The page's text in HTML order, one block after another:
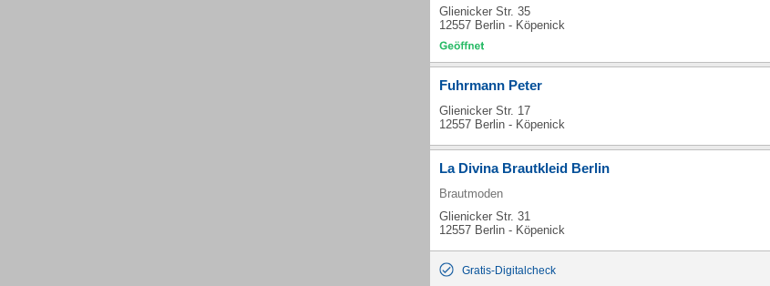
Glienicker Str. 35
12557 Berlin - Köpenick
Fuhrmann Peter
Glienicker Str. 17
12557 Berlin - Köpenick
La Divina Brautkleid Berlin
Brautmoden
Glienicker Str. 31
12557 Berlin - Köpenick
Gratis-Digitalcheck